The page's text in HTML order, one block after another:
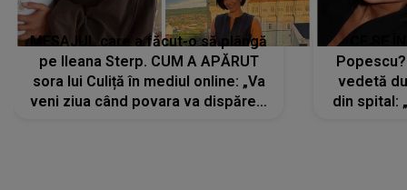
MESAJUL care a făcut-o să plângă
pe Ileana Sterp. CUM A APĂRUT
sora lui Culiță în mediul online: „Va
veni ziua când povara va dispărea,
vedetă
din spital: